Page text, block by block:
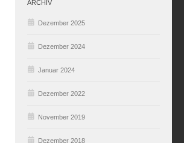
ARCHIV
Dezember 2025
Dezember 2024
Januar 2024
Dezember 2022
November 2019
Dezember 2018